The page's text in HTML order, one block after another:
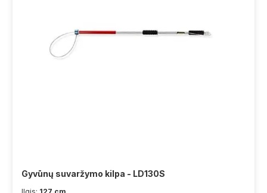
Gyvūnų suvaržymo kilpa - LD130S